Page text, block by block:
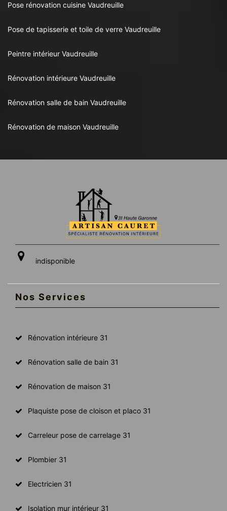
Pose rénovation cuisine Vaudreuille
Pose de tapisserie et toile de verre Vaudreuille
Peintre intérieur Vaudreuille
Rénovation intérieure Vaudreuille
Rénovation salle de bain Vaudreuille
Rénovation de maison Vaudreuille
indisponible
Nos Services
Rénovation intérieure 31
Rénovation salle de bain 31
Rénovation de maison 31
Plaquiste pose de cloison et placo 31
Carreleur pose de carrelage 31
Plombier 31
Electricien 31
Isolation mur intérieur 31